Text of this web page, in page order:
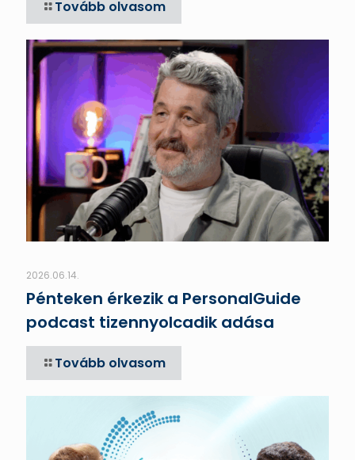
Tovább olvasom
2026.06.14.
Pénteken érkezik a PersonalGuide
podcast tizennyolcadik adása
Tovább olvasom